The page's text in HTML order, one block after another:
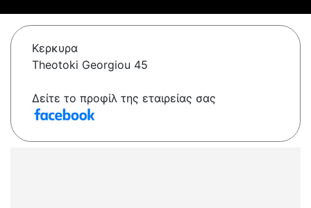
Κερκυρα
Theotoki Georgiou 45
Δείτε το προφίλ της εταιρείας σας